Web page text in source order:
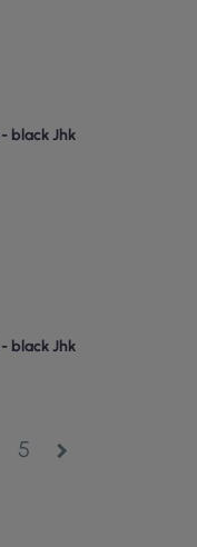
black Jhk
black Jhk
5 chevron_right